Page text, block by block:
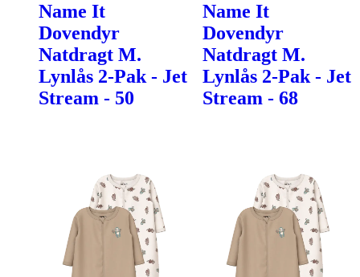
Name It
Dovendyr
Natdragt M.
Lynlås 2-Pak - Jet
Stream - 50
Name It
Dovendyr
Natdragt M.
Lynlås 2-Pak - Jet
Stream - 68